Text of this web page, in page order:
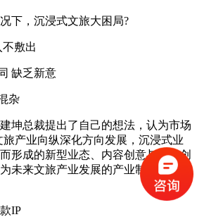
，沉浸式文旅大困局?
敷出
缺乏新意
杂
总裁提出了自己的想法，认为市场
产业向纵深化方向发展，沉浸式业
形成的新型业态、内容创意与技术创
未来文旅产业发展的产业制高点和核
IP